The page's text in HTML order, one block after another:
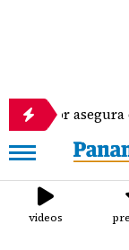
asegura
videos